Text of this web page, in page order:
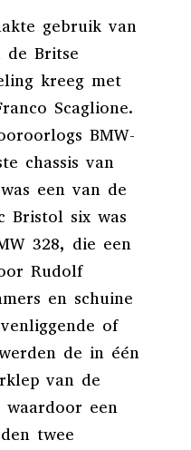
gebruik van
de Britse
kreeg met
Scaglione.
BMW-
chassis van
een van de
Bristol six was
328, die een
Rudolf
en schuine
of
de in één
van de
waardoor een
twee